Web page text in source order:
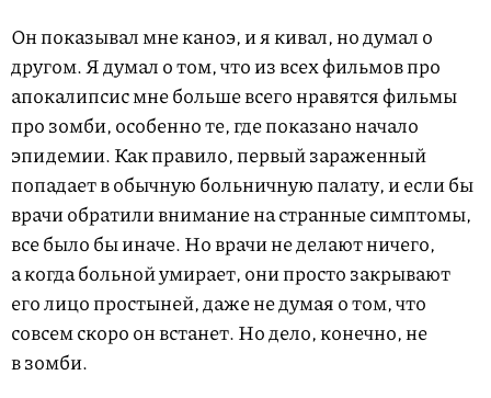
Он показывал мне каноэ, и я кивал, но думал о
другом. Я думал о том, что из всех фильмов про
апокалипсис мне больше всего нравятся фильмы
про зомби, особенно те, где показано начало
эпидемии. Как правило, первый зараженный
попадает в обычную больничную палату, и если бы
врачи обратили внимание на странные симптомы,
все было бы иначе. Но врачи не делают ничего,
а когда больной умирает, они просто закрывают
его лицо простыней, даже не думая о том, что
совсем скоро он встанет. Но дело, конечно, не
в зомби.